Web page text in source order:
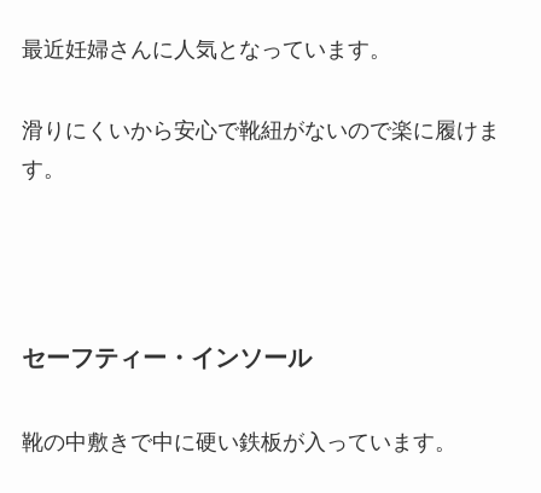
最近妊婦さんに人気となっています。
滑りにくいから安心で靴紐がないので楽に履けま
す。
セーフティー・インソール
靴の中敷きで中に硬い鉄板が入っています。